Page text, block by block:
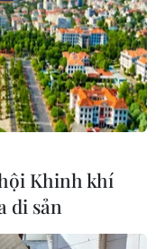
Khinh khí
di sản